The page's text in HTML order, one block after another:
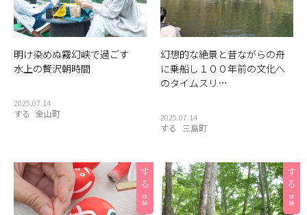
明け染めぬ霧幻峡で過ごす
水上の贅沢朝時間
2025.07.14
する 金山町
幻想的な絶景と昔ながらの舟
に乗船し１００年前の文化へ
のタイムスリ…
2025.07.14
する 三島町